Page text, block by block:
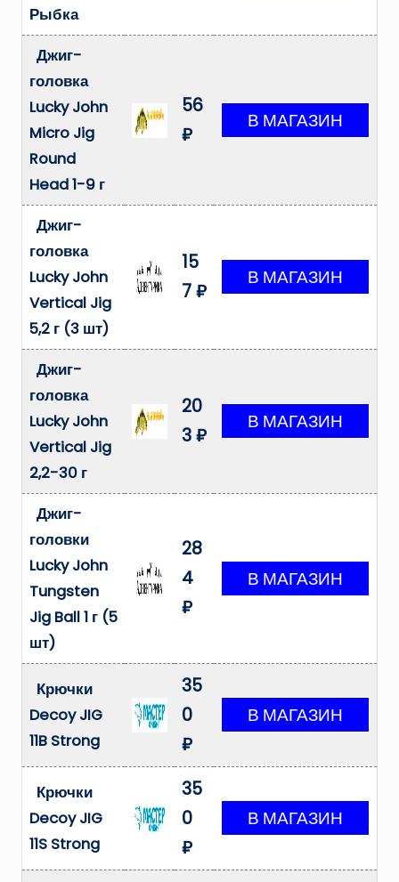
Рыбка
Джиг-
головка
Lucky John
Micro Jig
Round
Head 1-9 г
56
₽
Джиг-
головка
Lucky John
Vertical Jig
5,2 г (3 шт)
15
7 ₽
Джиг-
головка
Lucky John
Vertical Jig
2,2-30 г
20
3 ₽
Джиг-
головки
Lucky John
Tungsten
Jig Ball 1 г (5
шт)
28
4
₽
Крючки
Decoy JIG
11B Strong
35
0
₽
Крючки
Decoy JIG
11S Strong
35
0
₽